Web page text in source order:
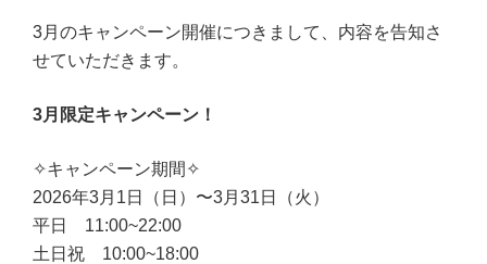
3月のキャンペーン開催につきまして、内容を告知さ
せていただきます。
3月限定キャンペーン！
✧キャンペーン期間✧
2026年3月1日（日）〜3月31日（火）
平日 11:00~22:00
土日祝 10:00~18:00